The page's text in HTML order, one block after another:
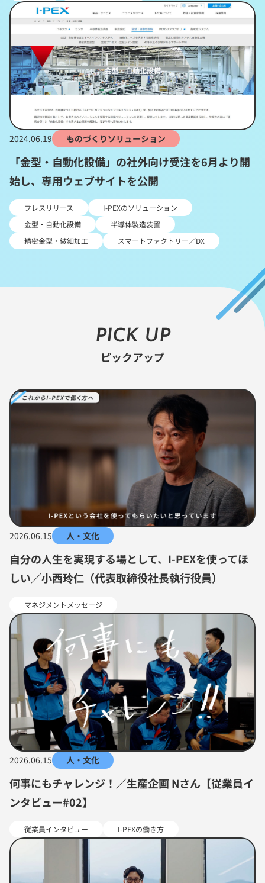
2024.06.19 ものづくりソリューション
「金型・自動化設備」の社外向け受注を6月より開
始し、専用ウェブサイトを公開
プレスリリース
I-PEXのソリューション
金型・自動化設備
半導体製造装置
精密金型・微細加工
スマートファクトリー／DX
PICK UP
ピックアップ
2026.06.15 人・文化
自分の人生を実現する場として、I-PEXを使ってほ
しい／小西玲仁（代表取締役社長執行役員）
マネジメントメッセージ
2026.06.15 人・文化
何事にもチャレンジ！／生産企画 Nさん【従業員イ
ンタビュー#02】
従業員インタビュー I-PEXの働き方